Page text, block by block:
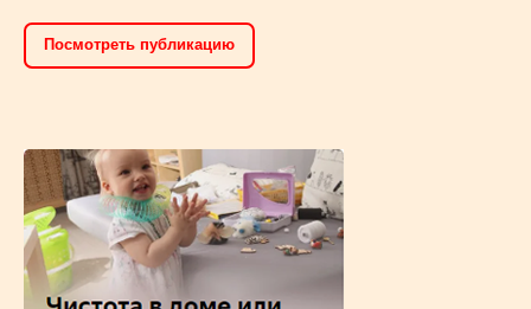
Книга Животных